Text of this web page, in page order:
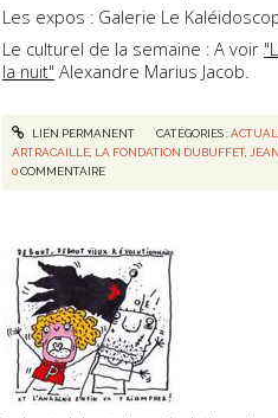
Les expos : Galerie Le
Le culturel de la semaine : A voir
la nuit" Alexandre Marius Jacob.
LIEN PERMANENT CATÉGORIES :
ARTRACAILLE LA FONDATION DUBUFFET,
0COMMENTAIRE